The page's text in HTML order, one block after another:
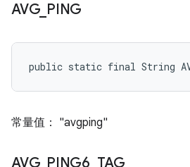
AVG_ PING
public static final String
常量值： "avgping"
AVG_ PING6 TAG